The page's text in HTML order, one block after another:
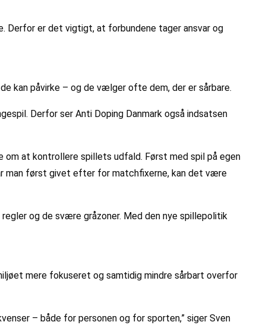
Derfor er det vigtigt, at forbundene tager ansvar og
kan påvirke – og de vælger ofte dem, der er sårbare.
Derfor ser Anti Doping Danmark også indsatsen
at kontrollere spillets udfald. Først med spil på egen
man først givet efter for matchfixerne, kan det være
og de svære gråzoner. Med den nye spillepolitik
mere fokuseret og samtidig mindre sårbart overfor
– både for personen og for sporten,” siger Sven